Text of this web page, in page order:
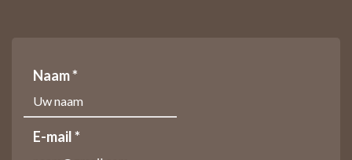
Naam *
E-mail *